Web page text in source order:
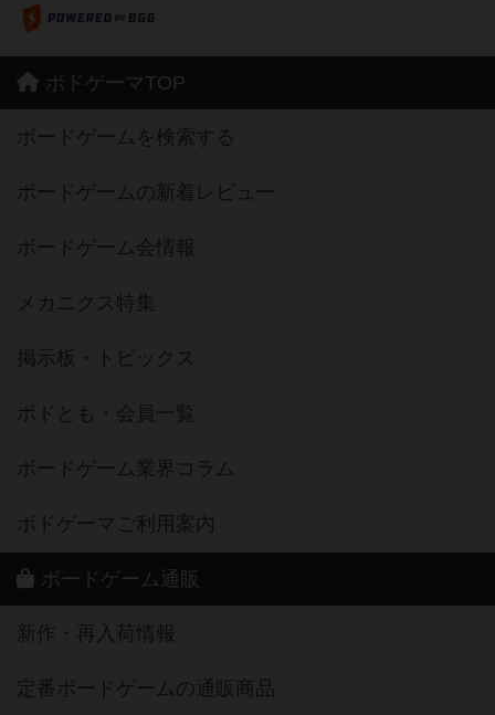
ボドゲーマTOP
ボードゲームを検索する
ボードゲームの新着レビュー
ボードゲーム会情報
メカニクス特集
掲示板・トピックス
ボドとも・会員一覧
ボードゲーム業界コラム
ボドゲーマご利用案内
ボードゲーム通販
新作・再入荷情報
定番ボードゲームの通販商品